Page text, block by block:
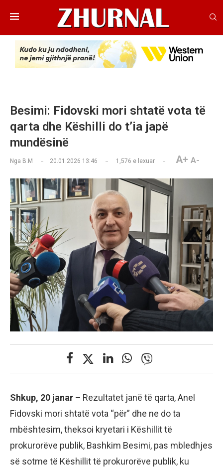
Besimi: Fidovski mori shtatë vota të
qarta dhe Këshilli do t’ia japë
mundësinë
Nga B.M 20.01.2026 13:46 1,576 e lexuar A+ A-
Shkup, 20 janar – Rezultatet janë të qarta, Anel
Fidovski mori shtatë vota “për” dhe ne do ta
mbështesim, theksoi kryetari i Këshillit të
prokurorëve publik, Bashkim Besimi, pas mbledhjes
së sotme të Këshillit të prokurorëve publik, ku